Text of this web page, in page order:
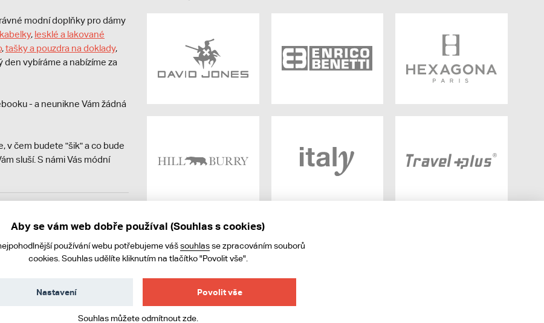
modní doplňky pro dámy
, lesklé a lakované
,tašky a pouzdra na doklady,
den vybíráme a nabízíme za
- a neunikne Vám žádná
v čem budete "šik" a co bude
sluší. S námi Vás módní
online; v případě
Aby se vám web dobře používal (Souhlas s cookies)
používání webu potřebujeme vášsouhlasse zpracováním souborů
cookies. Souhlas udělíte kliknutím na tlačítko "Povolit vše".
Povolit vše
Nastavení
Souhlas můžete odmítnoutzde.